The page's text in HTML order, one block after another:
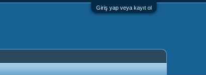
Giriş yap veya kayıt ol